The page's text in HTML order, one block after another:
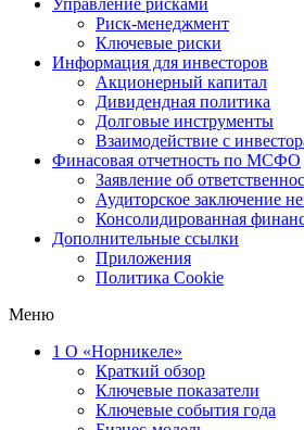
Управление рисками
Риск-менеджмент
Ключевые риски
Информация для инвесторов
Акционерный капитал
Дивидендная политика
Долговые инструменты
Взаимодействие с
Финасовая отчетность по МСФО
Заявление об
Аудиторское заключение
Консолидированная
Дополнительные ссылки
Приложения
Политика Cookie
Меню
1 О «Норникеле»
Краткий обзор
Ключевые показатели
Ключевые события года